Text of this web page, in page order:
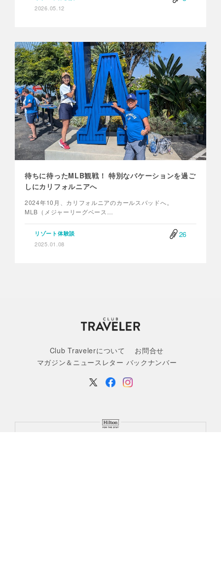
2026.05.12
待ちに待ったMLB観戦！ 特別なバケーションを過ご
しにカリフォルニアへ
2024年10月、カリフォルニアのカールスバッドへ。
MLB（メジャーリーグベース…
リゾート体験談
2025.01.08
26
Club Travelerについて
お問合せ
マガジン＆ニュースレター バックナンバー